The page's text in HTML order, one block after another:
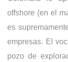
offshore (en el
es
empresas. El
pozo de